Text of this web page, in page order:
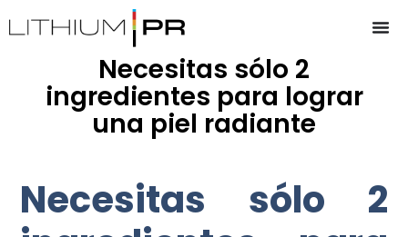
Necesitas sólo 2
ingredientes para lograr
una piel radiante
Necesitas sólo 2